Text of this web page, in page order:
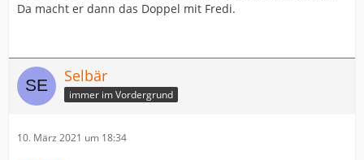
Da macht er dann das Doppel mit Fredi.
Selbär
immer im Vordergrund
10. März 2021 um 18:34